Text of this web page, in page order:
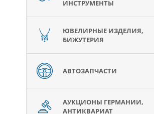
ИНСТРУМЕНТЫ
ЮВЕЛИРНЫЕ ИЗДЕЛИЯ,
БИЖУТЕРИЯ
АВТОЗАПЧАСТИ
АУКЦИОНЫ ГЕРМАНИИ,
АНТИКВАРИАТ
LLOYD
Магазин женской обуви